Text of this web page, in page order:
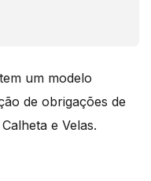
um modelo
de obrigações de
e Velas.